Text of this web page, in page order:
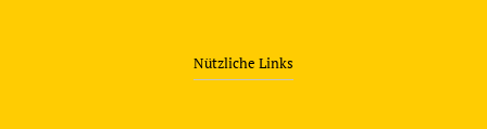
Nützliche Links